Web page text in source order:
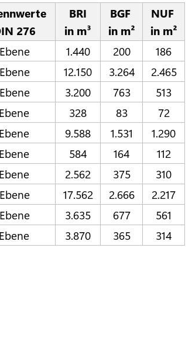
276
BRI
in m³
BGF
in m²
NUF
in m²
1.440 200
186
12.150 3.264
2.465
3.200 763
513
328 83
72
9.588 1.531
1.290
584 164
112
2.562 375
310
17.562 2.666
2.217
3.635 677
561
3.870 365 314